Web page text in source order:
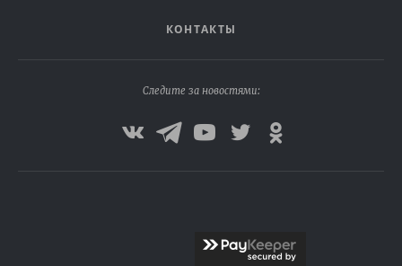
КОНТАКТЫ
Следите за новостями: